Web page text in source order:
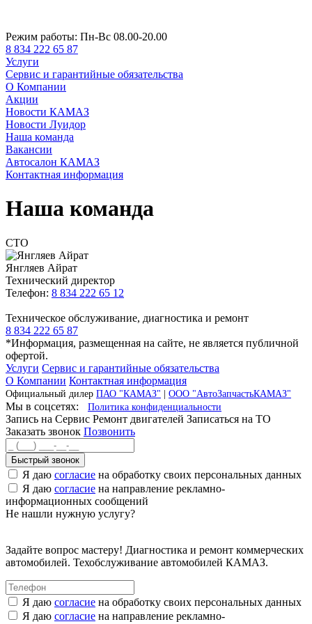
Режим работы: Пн-Вс 08.00-20.00
8 834 222 65 87
Услуги
Сервис и гарантийные обязательства
О Компании
Акции
Новости КАМАЗ
Новости Луидор
Наша команда
Вакансии
Автосалон КАМАЗ
Контактная информация
Наша команда
СТО
Янгляев Айрат
Технический директор
Телефон: 8 834 222 65 12
Техническое обслуживание, диагностика и ремонт
8 834 222 65 87
*Информация, размещенная на сайте, не является публичной
офертой.
Услуги Сервис и гарантийные обязательства
О Компании Контактная информация
Официальный дилер ПАО "КАМАЗ" | ООО "АвтоЗапчастьКАМАЗ"
Мы в соцсетях: Политика конфиденциальности
Запись на Сервис Ремонт двигателей Записаться на ТО
Заказать звонок Позвонить
Быстрый звонок
Я даю согласие на обработку своих персональных данных
Я даю согласие на направление рекламно-
информационных сообщений
Не нашли нужную услугу?
Задайте вопрос мастеру! Диагностика и ремонт коммерческих
автомобилей. Техобслуживание автомобилей КАМАЗ.
Я даю согласие на обработку своих персональных данных
Я даю согласие на направление рекламно-